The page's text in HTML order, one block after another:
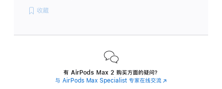
收藏
有 AirPods Max 2 购买方面的疑问？
与 AirPods Max Specialist 专家在线交流(在